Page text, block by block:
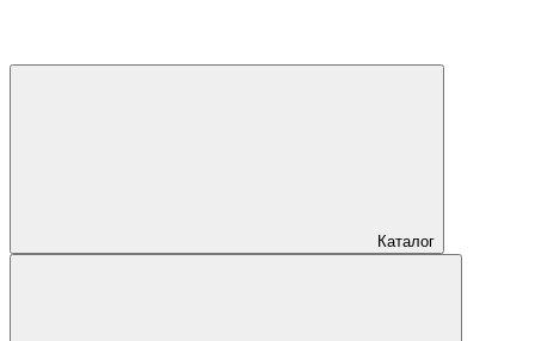
Каталог